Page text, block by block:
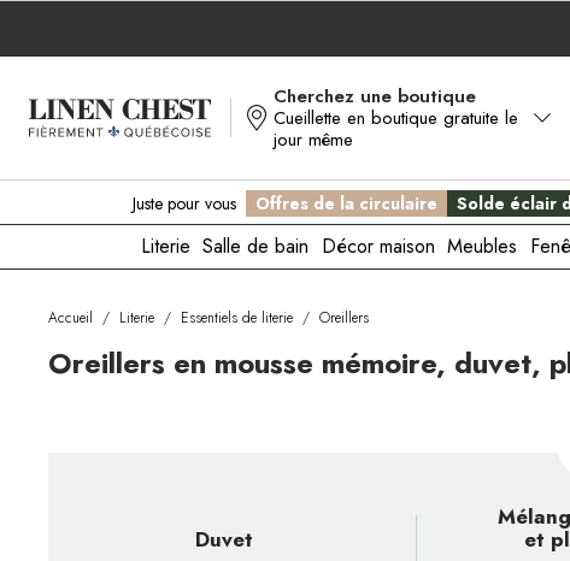
Allez
contenu
Cherchez une boutique
Cueillette en boutique gratuite le
jour même
Juste pour vous Offres de la circulaire Solde éclair
Literie Salle de bain Décor maison Meubles
Accueil / Literie / Essentiels de literie / Oreillers
Oreillers en mousse mémoire, duvet,
Duvet et